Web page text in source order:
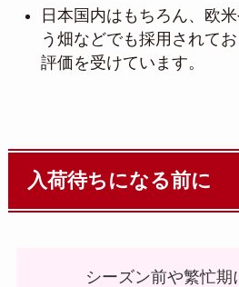
日本国内はもちろん、欧
う畑などでも採用されて
評価を受けています。
入荷待ちになる前に
シーズン前や繁忙